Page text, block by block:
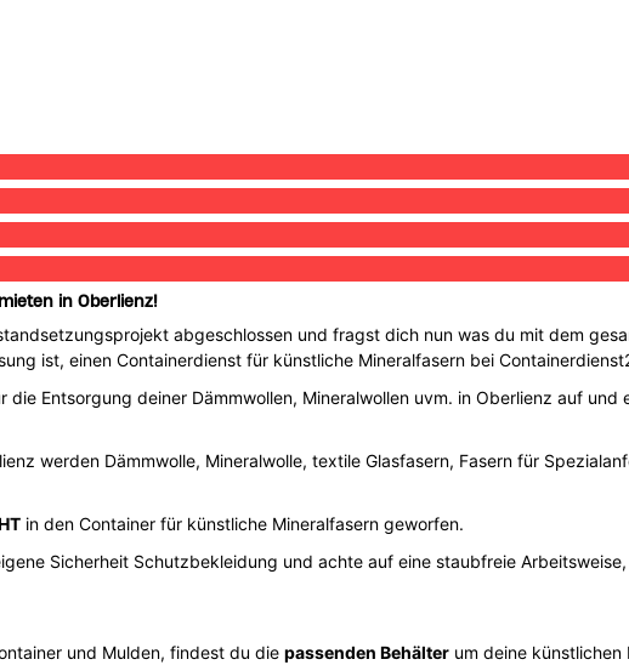
in Oberlienz!
abgeschlossen und fragst dich nun was du mit dem
ist, einen Containerdienst für künstliche Mineralfasern bei
Entsorgung deiner Dämmwollen, Mineralwollen uvm. in Oberlienz auf und
werden Dämmwolle, Mineralwolle, textile Glasfasern, Fasern für
in den Container für künstliche Mineralfasern geworfen.
Sicherheit Schutzbekleidung und achte auf eine staubfreie
und Mulden, findest du die passenden Behälterum deine künstlichen